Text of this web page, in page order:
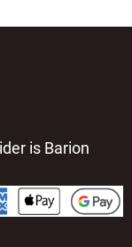
is Barion